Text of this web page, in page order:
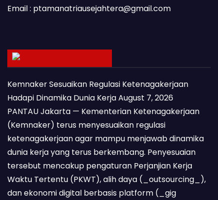
Email : ptamanatriausejahtera@gmail.com
Kemnaker Sesuaikan Regulasi Ketenagakerjaan
Hadapi Dinamika Dunia KerjaAugust 7, 2026
PANTAU Jakarta — Kementerian Ketenagakerjaan
(Kemnaker) terus menyesuaikan regulasi
ketenagakerjaan agar mampu menjawab dinamika
dunia kerja yang terus berkembang. Penyesuaian
tersebut mencakup pengaturan Perjanjian Kerja
Waktu Tertentu (PKWT), alih daya (_outsourcing_),
dan ekonomi digital berbasis platform (_gig